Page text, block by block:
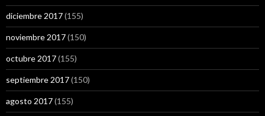
diciembre 2017(155)
noviembre 2017(150)
octubre 2017(155)
septiembre 2017(150)
agosto 2017(155)